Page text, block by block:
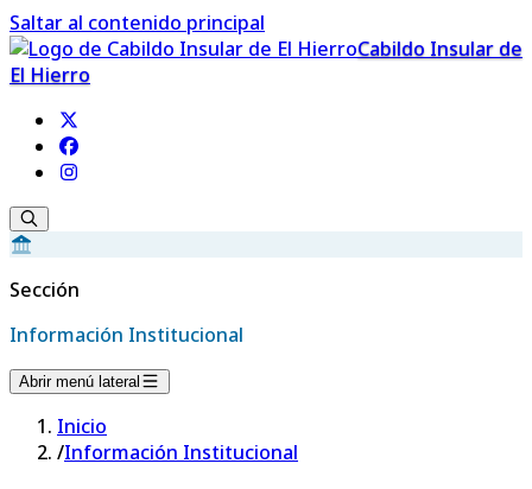
Saltar al contenido principal
Cabildo Insular de
El Hierro
Sección
Información Institucional
Abrir menú lateral
Inicio
/Información Institucional